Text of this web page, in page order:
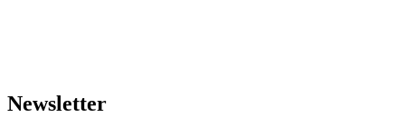
Newsletter